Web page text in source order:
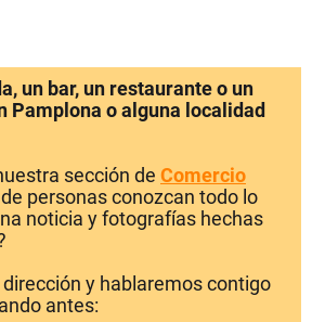
un bar, un restaurante o un
Pamplona o alguna localidad
sección de Comercio
personas conozcan todo lo
noticia y fotografías hechas
y hablaremos contigo
antes: